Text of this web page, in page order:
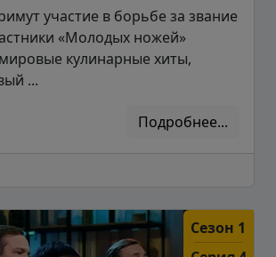
участие в борьбе за звание
«Молодых ножей»
кулинарные хиты,
...
Подробнее...
Сезон 1